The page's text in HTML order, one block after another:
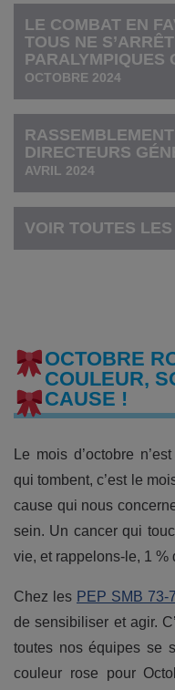
LE COMBAT EN
TOUS NE
PARALYMPIQUES
OCTOBRE 2024
DIRECTEURS
AVRIL 2024
VOIR TOUTES
OCTOBRE
COULEUR,
CAUSE !
Le mois d’octobre
qui tombent, c’est le
cause qui nous
sein. Un cancer qui
vie, et rappelons-le, 1 %
Chez les PEP SMB 73-
de sensibiliser et agir.
toutes nos équipes se
couleur rose pour